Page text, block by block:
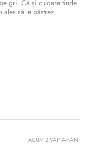
gri. Că și culoare tinde
să le păstrez.
ACUM 2 SĂPTĂMÂNI